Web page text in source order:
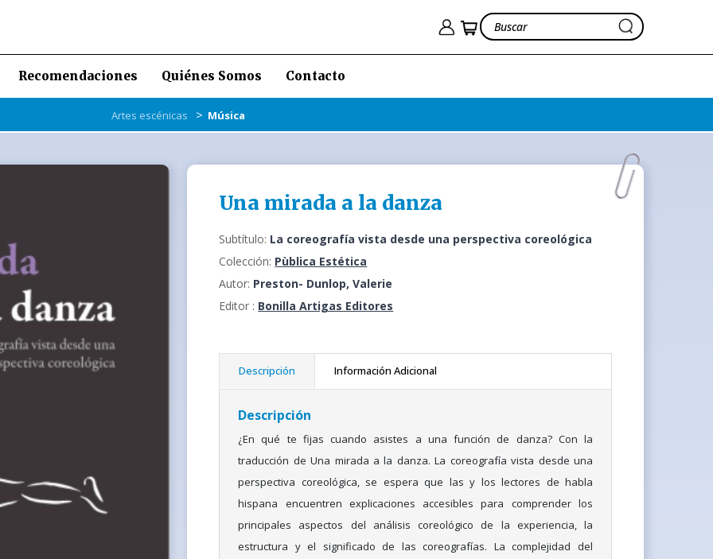
Recomendaciones Quiénes Somos Contacto
Artes escénicas > Música
Una mirada a la danza
Subtítulo: La coreografía vista desde una perspectiva coreológica
Colección: Pùblica Estética
Autor: Preston- Dunlop, Valerie
Editor : Bonilla Artigas Editores
Descripción Información Adicional
Descripción
¿En qué te fijas cuando asistes a una función de danza? Con la
traducción de Una mirada a la danza. La coreografía vista desde una
perspectiva coreológica, se espera que las y los lectores de habla
hispana encuentren explicaciones accesibles para comprender los
principales aspectos del análisis coreológico de la experiencia, la
estructura y el significado de las coreografías. La complejidad del